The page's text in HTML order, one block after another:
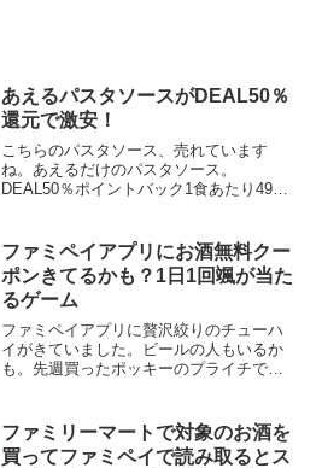
あえるパスタソースがDEAL50％
還元で激安！
こちらのパスタソース、売れています
ね。あえるだけのパスタソース。
DEAL50％ポイントバック1食あたり49円
美味しいけど量が少ないとか。2袋使えば
すぐに消費しそうだし...
ファミペイアプリにお酒無料クー
ポンきてるかも？1日1回颯が当た
るゲーム
ファミペイアプリに贅沢絞りのチューハ
イがきていました。ビールの人もいるか
も。先週買ったポッキーのプライチでポ
できます👇ファミペイアプリに颯が当た
るゲームも始まってい...
ファミリーマートで対象のお酒を
買ってファミペイで読み取るとス